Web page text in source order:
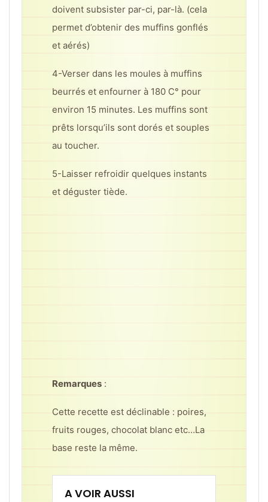
doivent subsister par-ci, par-là. (cela
permet d’obtenir des muffins gonflés
et aérés)
4-Verser dans les moules à muffins
beurrés et enfourner à 180 C° pour
environ 15 minutes. Les muffins sont
prêts lorsqu’ils sont dorés et souples
au toucher.
5-Laisser refroidir quelques instants
et déguster tiède.
Remarques :
Cette recette est déclinable : poires,
fruits rouges, chocolat blanc etc…La
base reste la même.
A VOIR AUSSI